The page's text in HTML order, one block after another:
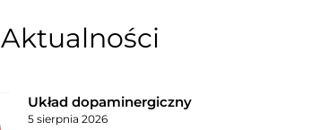
Aktualności
Układ dopaminergiczny
5 sierpnia 2026